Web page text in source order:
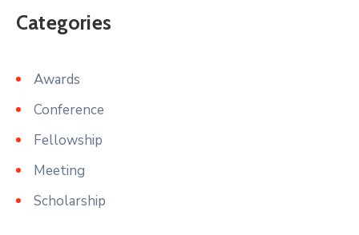
Categories
Awards
Conference
Fellowship
Meeting
Scholarship